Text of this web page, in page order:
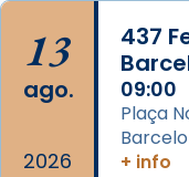
L’arquebisbe
Josep Omella,
concelebrat el
Mons. David
📸 Dr. G. Simón
13
ago.
2026
437
09:00
Plaça
+ info